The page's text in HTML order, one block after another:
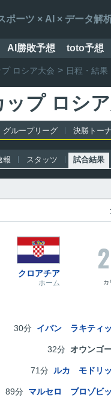
ポーツ × AI × データ解
AI勝敗予想 toto予想
ロシア大会 日程・結果
ップ ロシ
グループリーグ 決勝トー
報 スタッツ 試合結果
クロアチア
ホーム
2
カ
30分 イバン ラキティ
32分 オウンゴ
71分 ルカ モドリ
89分 マルセロ ブロゾビ